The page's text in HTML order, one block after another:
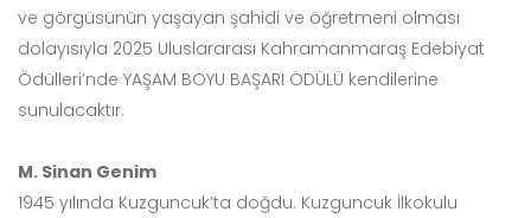
ve görgüsünün yaşayan şahidi ve öğretmeni olması
dolayısıyla 2025 Uluslararası Kahramanmaraş Edebiyat
Ödülleri’nde YAŞAM BOYU BAŞARI ÖDÜLÜ kendilerine
sunulacaktır.
M. Sinan Genim
1945 yılında Kuzguncuk’ta doğdu. Kuzguncuk İlkokulu